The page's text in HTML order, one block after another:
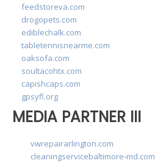
feedstoreva.com
drogopets.com
ediblechalk.com
tabletennisnearme.com
oaksofa.com
soultacohtx.com
capishcaps.com
gpsyfl.org
MEDIA PARTNER III
vwrepairarlington.com
cleaningservicebaltimore-md.com